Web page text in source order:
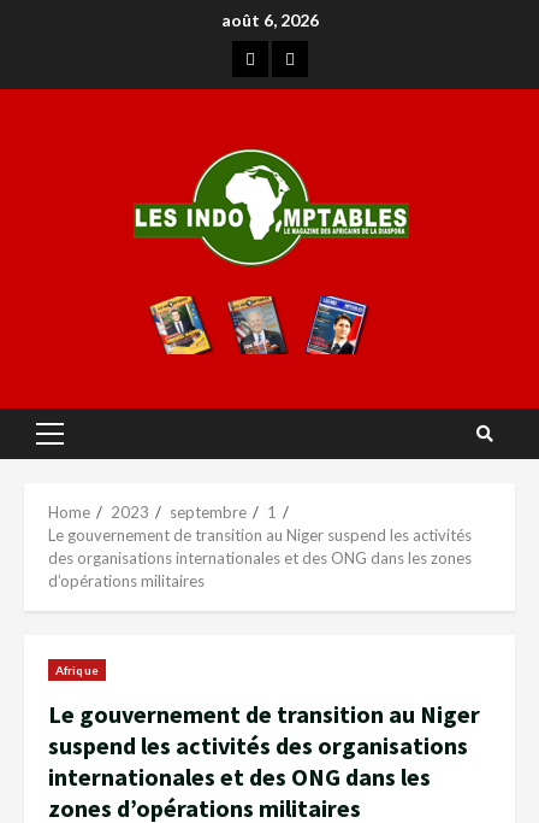
août 6, 2026
Home 2023 septembre
1
Le gouvernement de transition au Niger suspend les activités
des organisations internationales et des ONG dans les zones
d’opérations militaires
Afrique
Le gouvernement de transition au Niger
suspend les activités des organisations
internationales et des ONG dans les
zones d’opérations militaires